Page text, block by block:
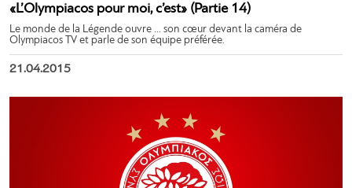
«L’Olympiacos pour moi, c’est» (Partie 14)
Le monde de la Légende ouvre … son cœur devant la caméra de
Olympiacos TV et parle de son équipe préférée.
21.04.2015